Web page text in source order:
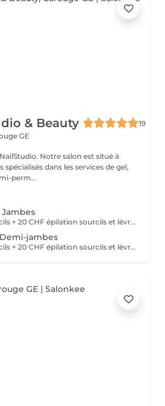
& Beauty
19
GE
salon est situé à
dans les services de gel,
perm...
Jambes
+ 15 CHF épilation sourcils + 20 CHF épilation sourcils et lèvre (especial combo)
jambes
+ 15 CHF épilation sourcils + 20 CHF épilation sourcils et lèvre (especial combo)